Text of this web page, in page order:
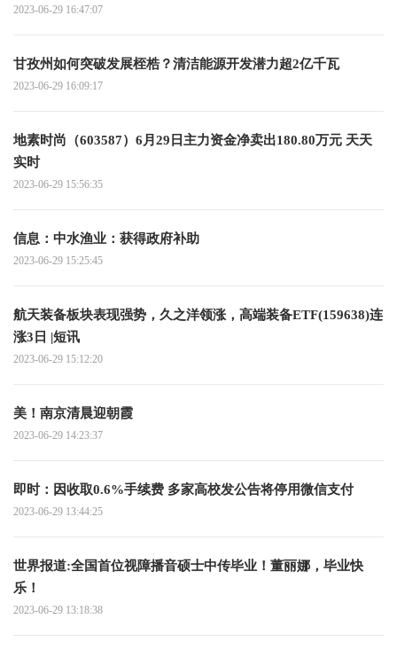
2023-06-29 16:47:07
甘孜州如何突破发展桎梏？清洁能源开发潜力超2亿千瓦
2023-06-29 16:09:17
地素时尚（603587）6月29日主力资金净卖出180.80万元 天天
实时
2023-06-29 15:56:35
信息：中水渔业：获得政府补助
2023-06-29 15:25:45
航天装备板块表现强势，久之洋领涨，高端装备ETF(159638)连
涨3日 |短讯
2023-06-29 15:12:20
美！南京清晨迎朝霞
2023-06-29 14:23:37
即时：因收取0.6%手续费 多家高校发公告将停用微信支付
2023-06-29 13:44:25
世界报道:全国首位视障播音硕士中传毕业！董丽娜，毕业快
乐！
2023-06-29 13:18:38